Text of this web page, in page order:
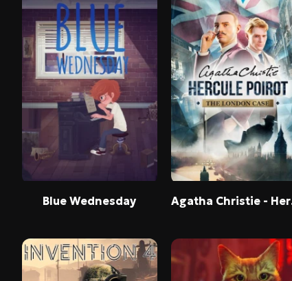
Blue Wednesday Agatha Christie - Hercule Poirot: The London Case